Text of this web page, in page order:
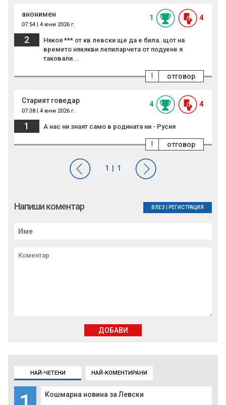
НАЙ-ЧЕТЕНИ НАЙ-КОМЕНТИРАНИ
Кошмарна новина за Левски
анонимен
07:54 | 4 юни 2026 г.
1 4
2
Някоя *** от кв левски ще да е била..щот на
времето някякви лепиларчета от подуене я
таковали...
отговор
!
Старият говедар
07:38 | 4 юни 2026 г.
4 4
1 А нас ни знаят само в родината ни - Русия
отговор
!
Напиши коментар ВЛЕЗ РЕГИСТРАЦИЯ
ДОБАВИ